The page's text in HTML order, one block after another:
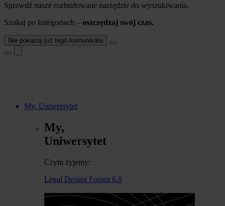
Sprawdź nasze rozbudowane narzędzie do wyszukiwania.
Szukaj po kategoriach – oszczędzaj swój czas.
Nie pokazuj już tego komunikatu
My, Uniwersytet
My,
Uniwersytet
Czym żyjemy:
Legal Design Forum 6.0